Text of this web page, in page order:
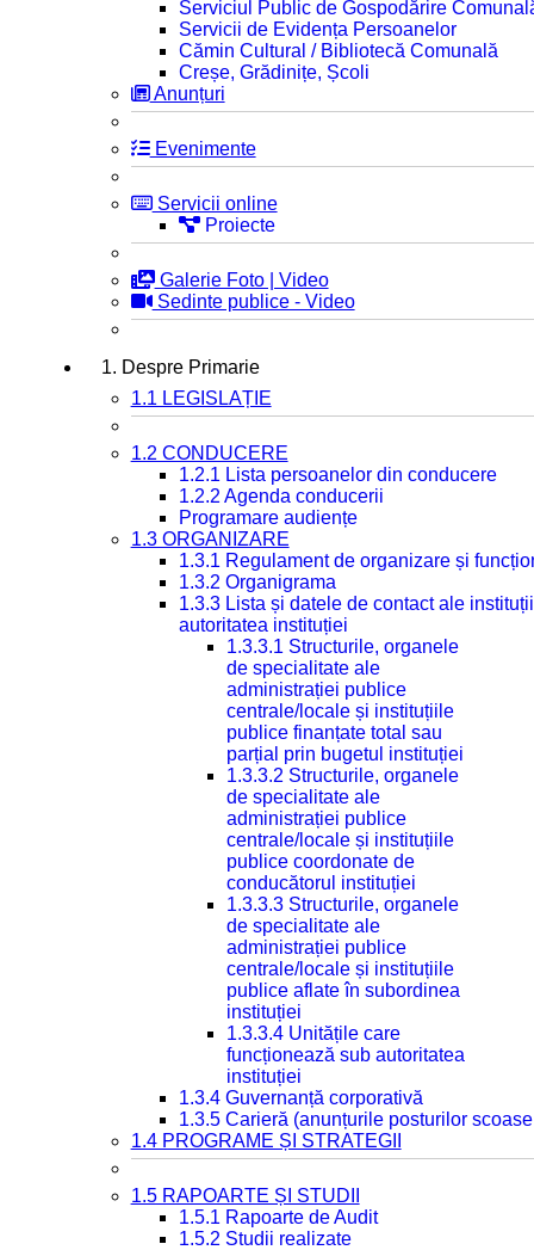
Serviciul Public de Gospodărire
Servicii de Evidența Persoanelor
Cămin Cultural / Bibliotecă Comunală
Creșe, Grădinițe, Școli
Anunțuri
Evenimente
Servicii online
Proiecte
Galerie Foto | Video
Sedinte publice - Video
1. Despre Primarie
1.1 LEGISLAȚIE
1.2 CONDUCERE
1.2.1 Lista persoanelor din conducere
1.2.2 Agenda conducerii
Programare audiențe
1.3 ORGANIZARE
1.3.1 Regulament de organizare și
1.3.2 Organigrama
1.3.3 Lista și datele de contact ale
autoritatea instituției
1.3.3.1 Structurile, organele
de specialitate ale
administrației publice
centrale/locale și instituțiile
publice finanțate total sau
parțial prin bugetul instituției
1.3.3.2 Structurile, organele
de specialitate ale
administrației publice
centrale/locale și instituțiile
publice coordonate de
conducătorul instituției
1.3.3.3 Structurile, organele
de specialitate ale
administrației publice
centrale/locale și instituțiile
publice aflate în subordinea
instituției
1.3.3.4 Unitățile care
funcționează sub autoritatea
instituției
1.3.4 Guvernanță corporativă
1.3.5 Carieră (anunțurile posturilor
1.4 PROGRAME ȘI STRATEGII
1.5 RAPOARTE ȘI STUDII
1.5.1 Rapoarte de Audit
1.5.2 Studii realizate